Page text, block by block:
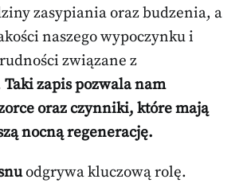
zasypiania oraz budzenia, a
naszego wypoczynku i
związane z
Taki zapis pozwala nam
oraz czynniki, które mają
nocną regenerację.
odgrywa kluczową rolę.